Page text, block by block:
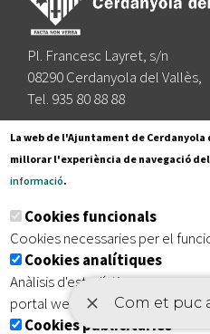
Pl. Francesc Layret, s/n
08290 Cerdanyola del Vallès,
Tel. 935 80 88 88
Segueix-nos a:
Subscriu-te al nostre
Inici | Avís legal |
| Accessibilitat
La web de l'Ajuntament de
millorar l'experiència de navegació
informació.
Cookies funcionals
Cookies necessaries per el
Cookies analítiques
Anàlisis d'estadístiques que
portal web
Cookies publicitàries